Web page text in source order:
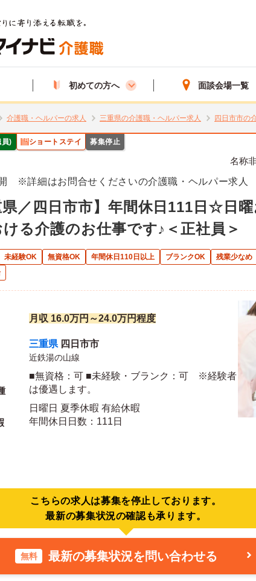
初めての方へ 面談会場一覧
介護職・ヘルパーの求人 三重県の介護職・ヘルパー求人 四日市市の
員) ショートステイ 募集停止
名称
※詳細はお問合せくださいの介護職・ヘルパー求人
県／四日市市】年間休日111日☆日
る介護のお仕事です♪＜正社員＞
未経験OK 無資格OK 年間休日110日以上 ブランクOK 残業少なめ
月収 16.0万円～24.0万円程度
三重県 四日市市
近鉄湯の山線
■無資格：可 ■未経験・ブランク：可 ※経験者
は優遇します。
日曜日 夏季休暇 有給休暇
年間休日日数：111日
こちらの求人は募集を停止しております。
最新の募集状況の確認も承ります。
無料 最新の募集状況を問い合わせる